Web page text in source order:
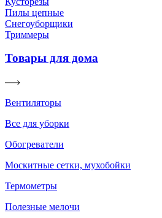
Пилы цепные
Снегоуборщики
Триммеры
Товары для дома
Вентиляторы
Все для уборки
Обогреватели
Москитные сетки, мухобойки
Термометры
Полезные мелочи